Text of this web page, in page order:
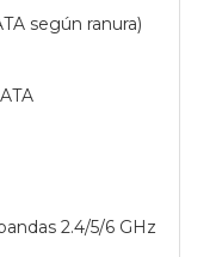
según ranura)
2.4/5/6 GHz